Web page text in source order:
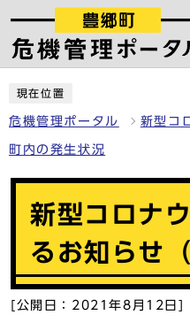
現在位置
危機管理ポータル 新型コ
町内の発生状況
新型コロナ
るお知らせ
[公開日：2021年8月12日